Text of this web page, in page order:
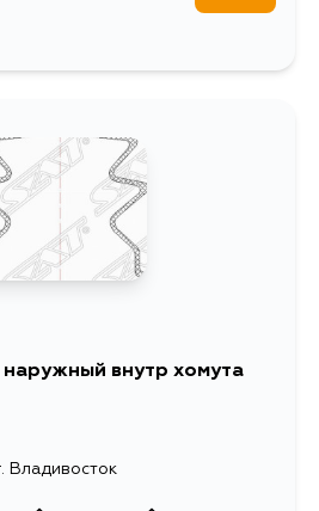
внутр хомута
Владивосток